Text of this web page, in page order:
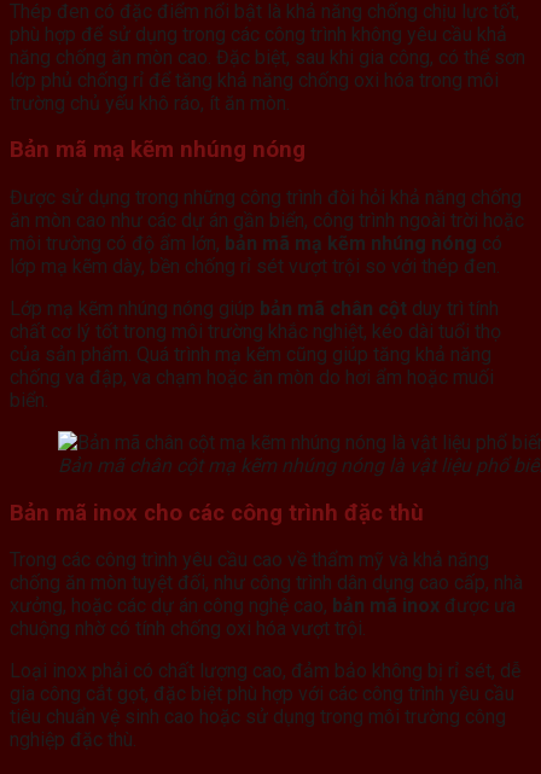
Thép đen có đặc điểm nổi bật là khả năng chống chịu lực tốt,
phù hợp để sử dụng trong các công trình không yêu cầu khả
năng chống ăn mòn cao. Đặc biệt, sau khi gia công, có thể sơn
lớp phủ chống rỉ để tăng khả năng chống oxi hóa trong môi
trường chủ yếu khô ráo, ít ăn mòn.
Bản mã mạ kẽm nhúng nóng
Được sử dụng trong những công trình đòi hỏi khả năng chống
ăn mòn cao như các dự án gần biển, công trình ngoài trời hoặc
môi trường có độ ẩm lớn, bản mã mạ kẽm nhúng nóng có
lớp mạ kẽm dày, bền chống rỉ sét vượt trội so với thép đen.
Lớp mạ kẽm nhúng nóng giúp bản mã chân cột duy trì tính
chất cơ lý tốt trong môi trường khắc nghiệt, kéo dài tuổi thọ
của sản phẩm. Quá trình mạ kẽm cũng giúp tăng khả năng
chống va đập, va chạm hoặc ăn mòn do hơi ẩm hoặc muối
biển.
Bản mã chân cột mạ kẽm nhúng nóng là vật liệu phổ
Bản mã inox cho các công trình đặc thù
Trong các công trình yêu cầu cao về thẩm mỹ và khả năng
chống ăn mòn tuyệt đối, như công trình dân dụng cao cấp, nhà
xưởng, hoặc các dự án công nghệ cao, bản mã inox được ưa
chuộng nhờ có tính chống oxi hóa vượt trội.
Loại inox phải có chất lượng cao, đảm bảo không bị rỉ sét, dễ
gia công cắt gọt, đặc biệt phù hợp với các công trình yêu cầu
tiêu chuẩn vệ sinh cao hoặc sử dụng trong môi trường công
nghiệp đặc thù.